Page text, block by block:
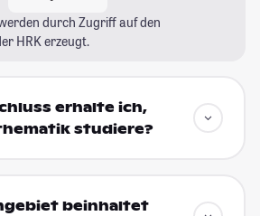
durch Zugriff auf den
HRK erzeugt.
erhalte ich,
studiere?
beinhaltet